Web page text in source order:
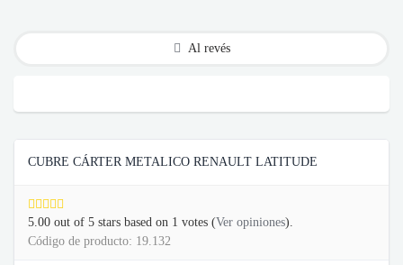
Al revés
CUBRE CÁRTER METALICO RENAULT LATITUDE
5.00 out of 5 stars based on 1 votes (Ver opiniones).
Código de producto: 19.132